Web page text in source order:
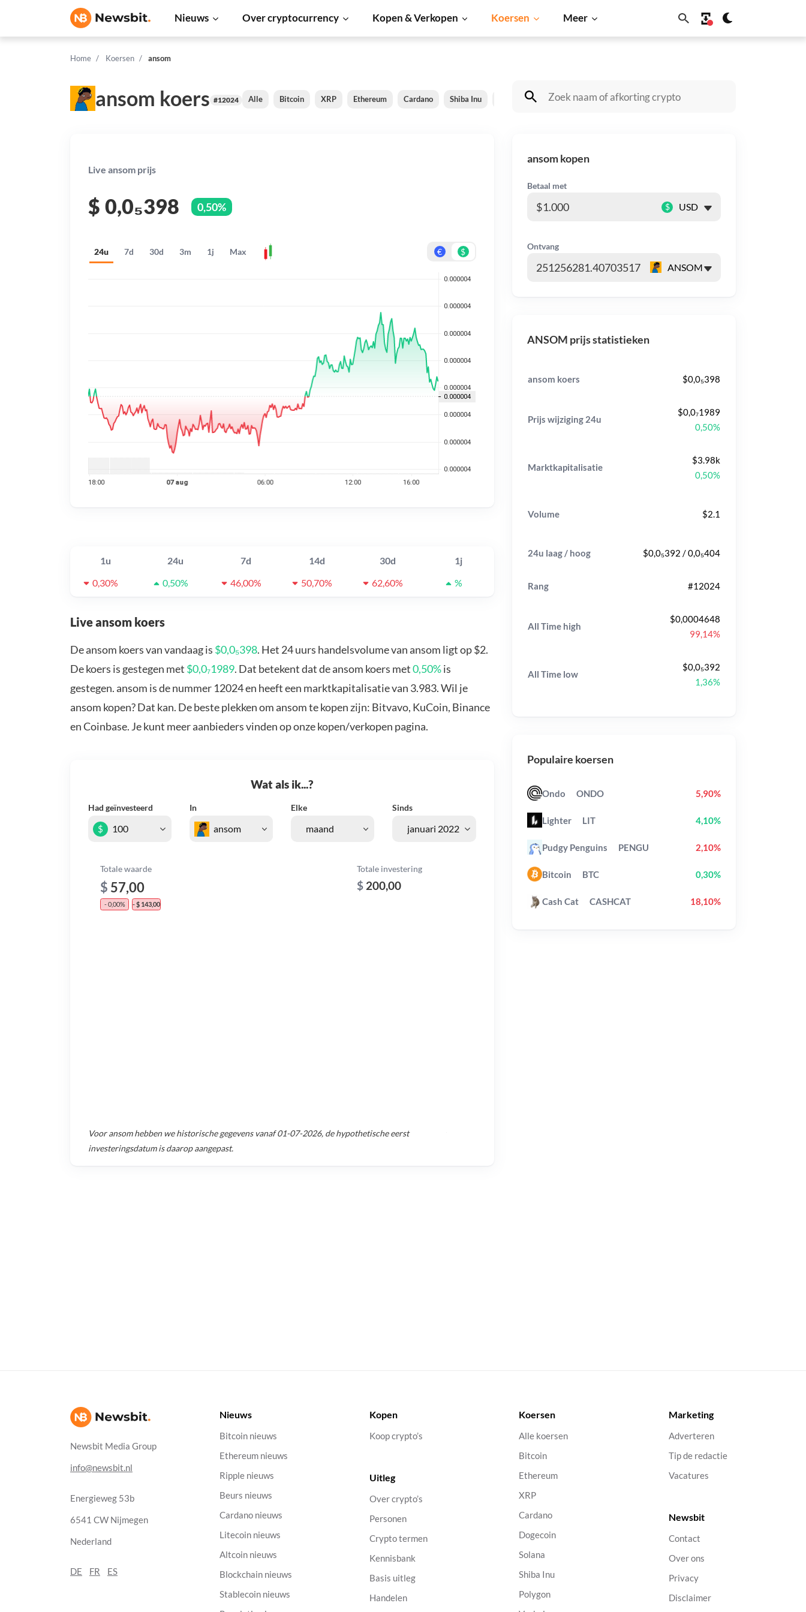
Nieuws Over cryptocurrency Kopen & Verkopen Koersen Meer
Home Koersen ansom
ansom koers #12024 Alle Bitcoin XRP Ethereum Cardano Shiba Inu Dogecoin Solana BNB
Live ansom prijs
$ 0,0₅398 0,50%
24u 7d 30d 3m 1j Max € $
1u 24u 7d 14d 30d
1j
0,30%
0,50% 46,00% 50,70% 62,60% %
Live ansom koers
De ansom koers van vandaag is $0,0₅398. Het 24 uurs handelsvolume van ansom ligt op $2.
De koers is gestegen met $0,0₇1989. Dat betekent dat de ansom koers met0,50%is
gestegen. ansom is de nummer 12024 en heeft een marktkapitalisatie van 3.983. Wil je
ansom kopen? Dat kan. De beste plekken om ansom te kopen zijn: Bitvavo, KuCoin, Binance
en Coinbase. Je kunt meer aanbieders vinden op onze kopen/verkopen pagina.
Wat als ik...?
Had geïnvesteerd In Elke Sinds
$
Totale waarde
$ 57,00
- 0,00% - $ 143,00
Totale investering
$ 200,00
Vooransomhebben we historische gegevens vanaf01-07-2026, de hypothetische eerst
investeringsdatum is daarop aangepast.
ansom kopen
Betaal met
$
Ontvang
ANSOM prijs statistieken
ansom koers $0,0₅398
Prijs wijziging 24u
$0,0₇1989
0,50%
Marktkapitalisatie
$3.98k
0,50%
Volume $2.1
24u laag / hoog $0,0₅392 / 0,0₅404
Rang #12024
All Time high
$0,0004648
99,14%
All Time low
$0,0₅392
1,36%
Populaire koersen
Ondo ONDO 5,90%
Lighter LIT 4,10%
Pudgy Penguins PENGU 2,10%
Bitcoin BTC 0,30%
Cash Cat CASHCAT 18,10%
Newsbit Media Group
info@newsbit.nl
Energieweg 53b
6541 CW Nijmegen
Nederland
DE FR ES
Nieuws
Bitcoin nieuws
Ethereum nieuws
Ripple nieuws
Beurs nieuws
Cardano nieuws
Litecoin nieuws
Altcoin nieuws
Blockchain nieuws
Stablecoin nieuws
Kopen
Koop crypto’s
Uitleg
Over crypto’s
Personen
Crypto termen
Kennisbank
Basis uitleg
Handelen
Koersen
Alle koersen
Bitcoin
Ethereum
XRP
Cardano
Dogecoin
Solana
Shiba Inu
Polygon
Marketing
Adverteren
Tip de redactie
Vacatures
Newsbit
Contact
Over ons
Privacy
Disclaimer